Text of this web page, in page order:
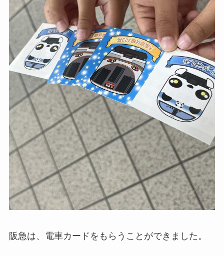
阪急は、電車カードをもらうことができました。